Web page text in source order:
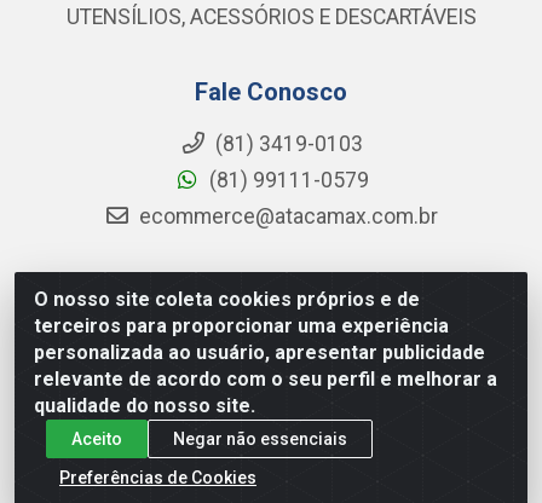
O nosso site coleta cookies próprios e de
terceiros para proporcionar uma experiência
personalizada ao usuário, apresentar publicidade
relevante de acordo com o seu perfil e melhorar a
qualidade do nosso site.
Aceito
Negar não essenciais
Preferências de Cookies
UTENSÍLIOS, ACESSÓRIOS E DESCARTÁVEIS
Fale Conosco
(81) 3419-0103
(81) 99111-0579
ecommerce@atacamax.com.br
Atacamax Importadora de Alimentos LTDA - RODOVIA BR-
101 - SUL, KM 79,60 GP E GALPAO:D - Muribeca, Jaboatão dos
Guararapes - PE, 54355-010 - CNPJ 08.305.623/0001-84